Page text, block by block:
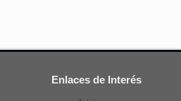
Enlaces de Interés